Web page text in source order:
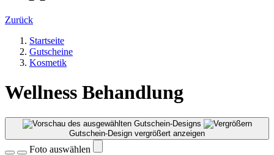
Zurück
Startseite
Gutscheine
Kosmetik
Wellness Behandlung
Gutschein-Design vergrößert anzeigen
Foto auswählen